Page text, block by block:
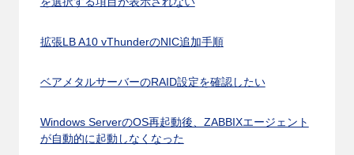
拡張LB A10 vThunderのNIC追加手順
ベアメタルサーバーのRAID設定を確認したい
Windows ServerのOS再起動後、ZABBIXエージェント
が自動的に起動しなくなった